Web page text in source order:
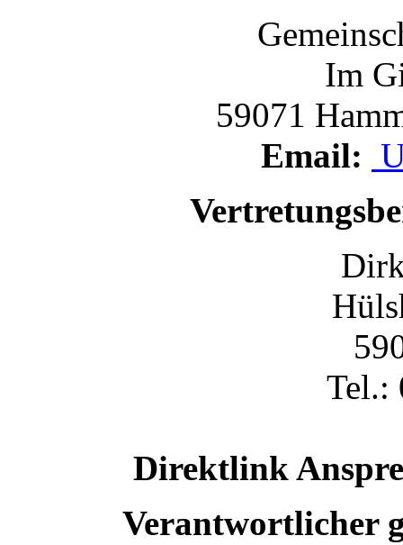
Im
59071
Email:
Tel.:
Direktlink
Verantwortlicher